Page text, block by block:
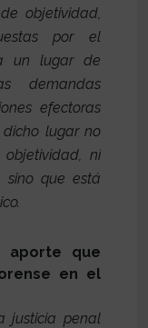
objetividad,
por el
un lugar de
demandas
efectoras
lugar no
ni
sino que está
aporte que
en el
justicia penal